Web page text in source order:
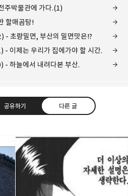
주박물관에 가다.(1)
할매곰탕!
- 초량밀면, 부산의 밀면맛은!?
- 이제는 우리가 집에가야 할 시간.
- 하늘에서 내려다본 부산.
공유하기 다른 글
를 갖춘 보편적
인.
라인 트위터